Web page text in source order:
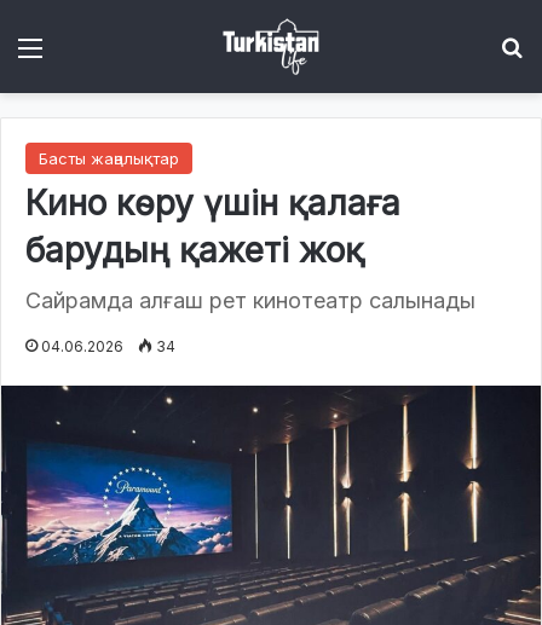
Басты жаңалықтар
Кино көру үшін қалаға
барудың қажеті жоқ
Сайрамда алғаш рет кинотеатр салынады
04.06.2026 34